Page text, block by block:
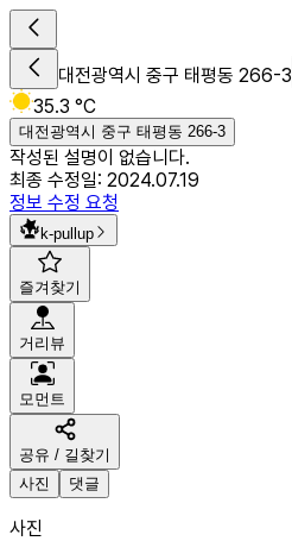
대전광역시 중구 태평동 266-3
35.3 °C
대전광역시 중구 태평동 266-3
작성된 설명이 없습니다.
최종 수정일: 2024.07.19
정보 수정 요청
k-pullup
즐겨찾기
거리뷰
모먼트
공유 / 길찾기
사진
댓글
사진